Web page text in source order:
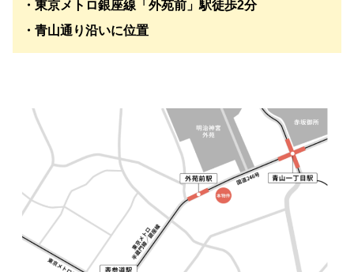
・東京メトロ銀座線「外苑前」駅徒歩2分
・青山通り沿いに位置